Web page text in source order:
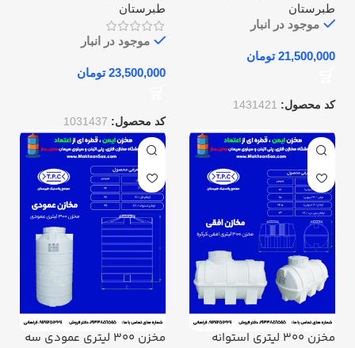
طبرستان
موجود در انبار
تومان
کد محصول: 1431421
طبرستان
موجود در انبار
تومان
کد محصول: 1031437
مخزن 300 لیتری استوانه مخزن 300 لیتری عمودی سه